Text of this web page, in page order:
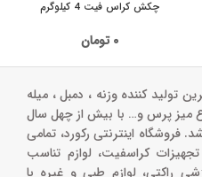
چکش کراس فیت 4 کیلوگرم
۰ تومان
تولید کننده وزنه ، دمبل ، میله
میز پرس و‌… با بیش از چهل سال
فروشگاه اینترنتی رکورد، تمامی
کراسفیت، لوازم تناسب
راکتی، لوازم طبی و غیره با